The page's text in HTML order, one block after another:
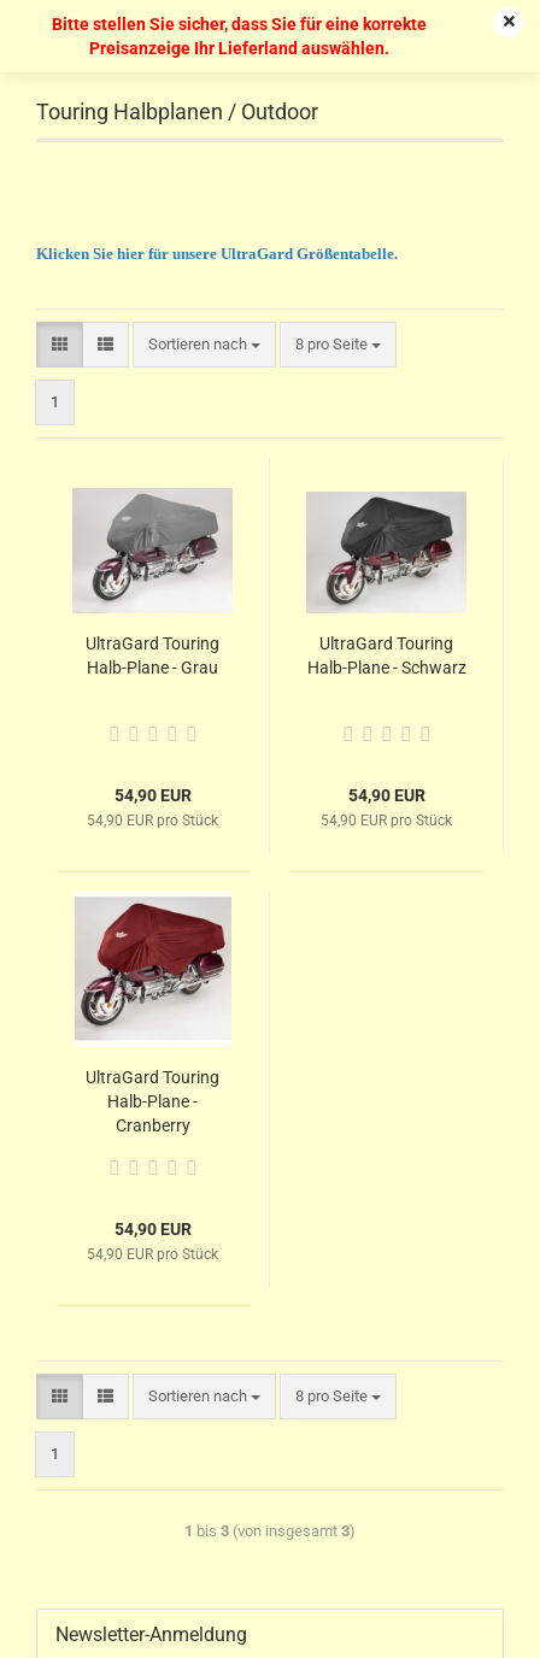
Bitte stellen Sie sicher, dass Sie für eine korrekte
Preisanzeige Ihr Lieferland auswählen.
Touring Halbplanen / Outdoor
Klicken Sie hier für unsere UltraGard Größentabelle.
Sortieren nach 8 pro Seite
1
UltraGard Touring
Halb-Plane - Grau
54,90 EUR
54,90 EUR pro Stück
UltraGard Touring
Halb-Plane - Schwarz
54,90 EUR
54,90 EUR pro Stück
UltraGard Touring
Halb-Plane -
Cranberry
54,90 EUR
54,90 EUR pro Stück
Sortieren nach 8 pro Seite
1
1 bis 3 (von insgesamt 3)
Newsletter-Anmeldung